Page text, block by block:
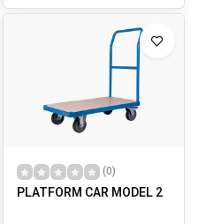
(0)
PLATFORM CAR MODEL 2